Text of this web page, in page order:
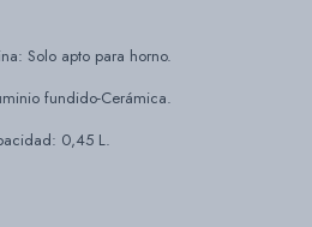
Solo apto para horno.
fundido-Cerámica.
0,45 L.